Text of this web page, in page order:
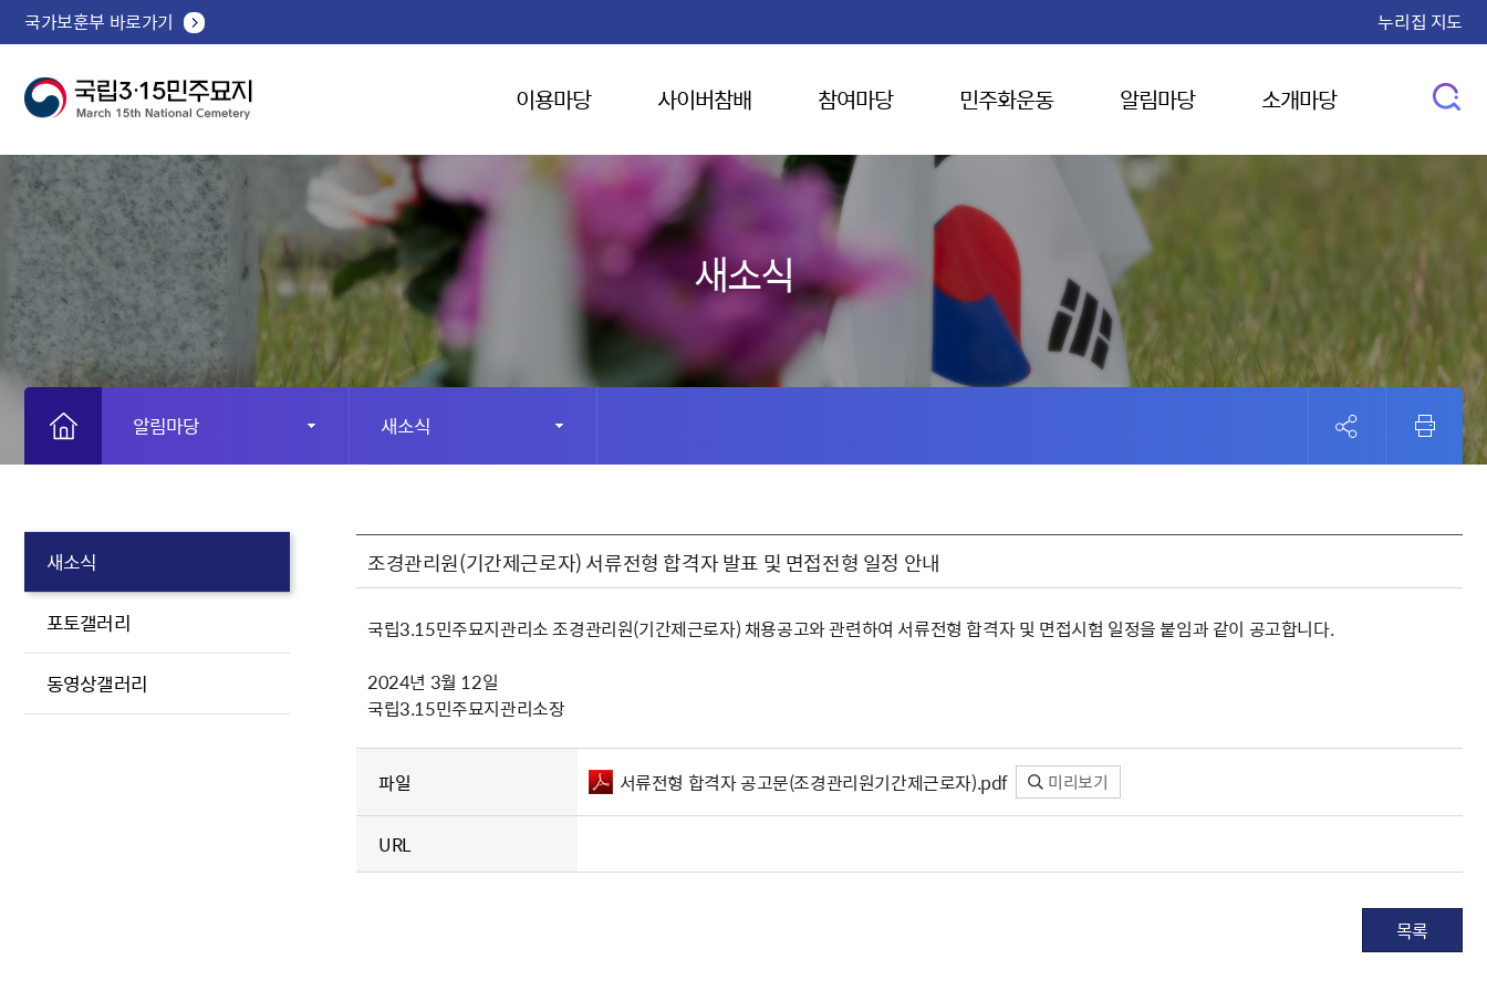
국가보훈부 바로가기 누리집 지도
이용마당 사이버참배 참여마당 민주화운동 알림마당 소개마당
새소식
알림마당 새소식
새소식
포토갤러리
동영상갤러리
조경관리원(기간제근로자) 서류전형 합격자 발표 및 면접전형 일정 안내
국립3.15민주묘지관리소 조경관리원(기간제근로자) 채용공고와 관련하여 서류전형 합격자 및 면접시험 일정을 붙임과 같이 공고합니다.
2024년 3월 12일
국립3.15민주묘지관리소장
파일 서류전형 합격자 공고문(조경관리원기간제근로자).pdf 미리보기
URL
목록